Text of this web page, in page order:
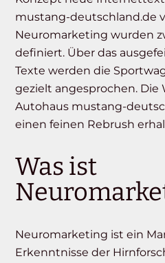
mustang-deutschland.de
Neuromarketing wurden
definiert. Über das
Texte werden die
gezielt angesprochen. Die
Autohaus mustang-
einen feinen Rebrush
Was ist
Neuromarketing ist ein
Erkenntnisse der